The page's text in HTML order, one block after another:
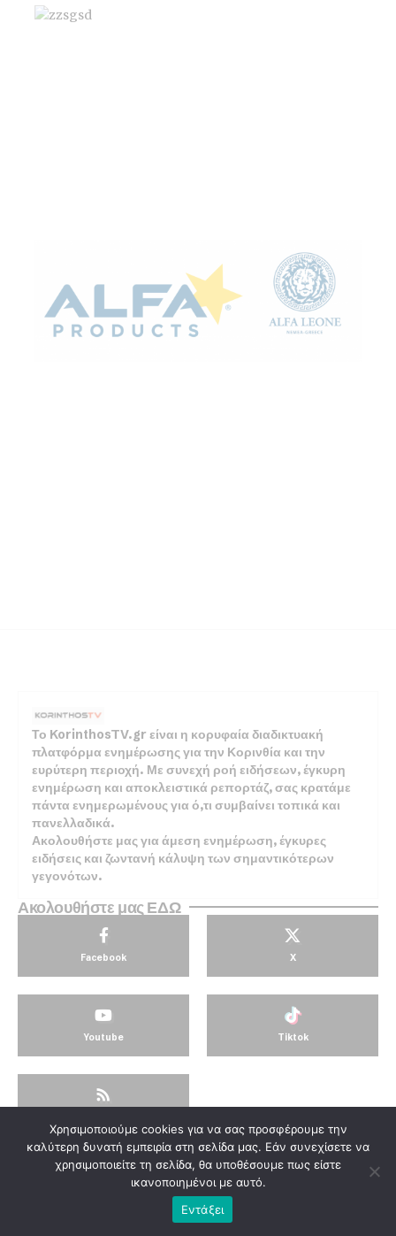
Το KorinthosTV.gr είναι η κορυφαία διαδικτυακή
πλατφόρμα ενημέρωσης για την Κορινθία και την
ευρύτερη περιοχή. Με συνεχή ροή ειδήσεων, έγκυρη
ενημέρωση και αποκλειστικά ρεπορτάζ, σας κρατάμε
πάντα ενημερωμένους για ό,τι συμβαίνει τοπικά και
πανελλαδικά.
Ακολουθήστε μας για άμεση ενημέρωση, έγκυρες
ειδήσεις και ζωντανή κάλυψη των σημαντικότερων
γεγονότων.
Ακολουθήστε μας ΕΔΩ
Facebook X
Youtube Tiktok
© KorinthosTV @2025
Χρησιμοποιούμε cookies για να σας προσφέρουμε την
καλύτερη δυνατή εμπειρία στη σελίδα μας. Εάν συνεχίσετε να
χρησιμοποιείτε τη σελίδα, θα υποθέσουμε πως είστε
ικανοποιημένοι με αυτό.
Εντάξει